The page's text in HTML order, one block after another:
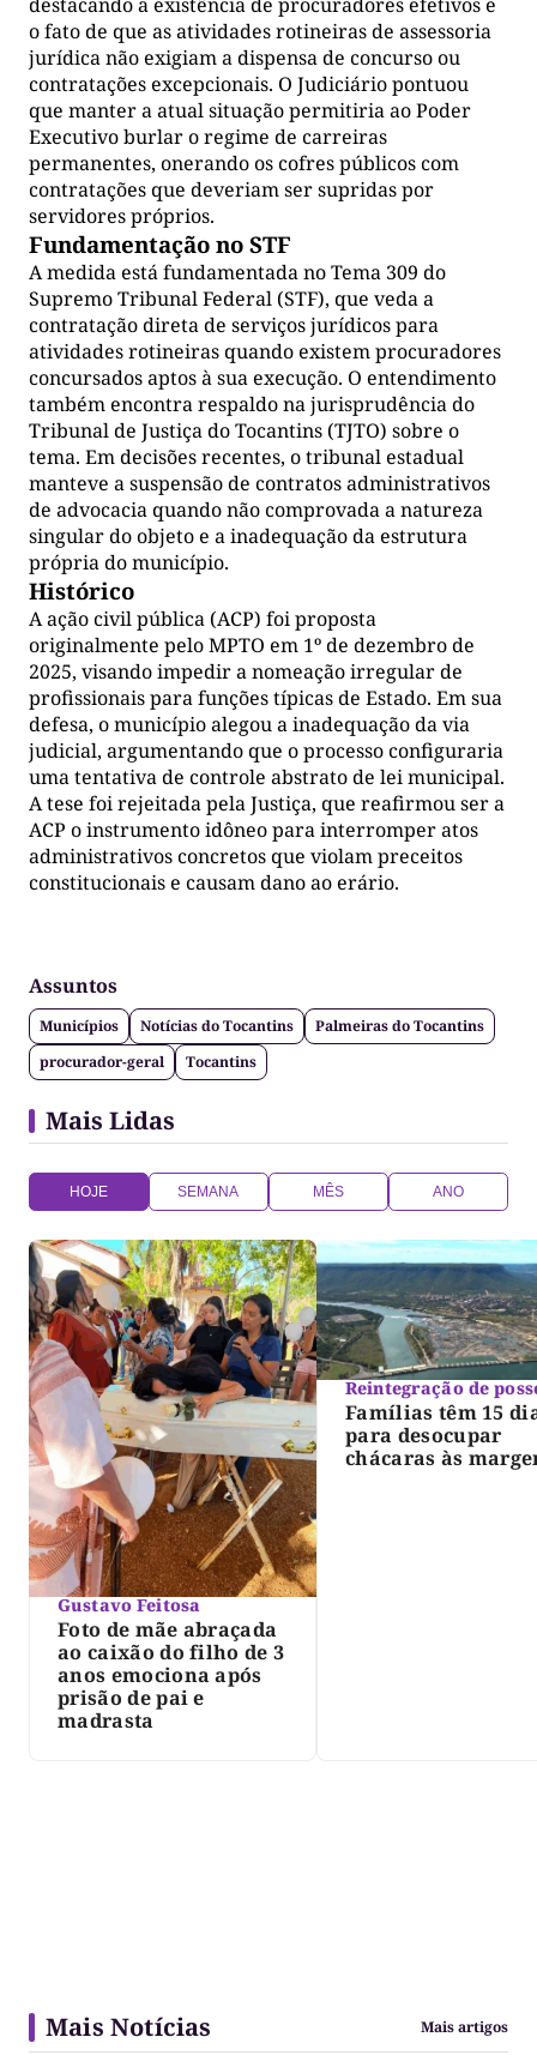
o fato de que as atividades rotineiras de assessoria
jurídica não exigiam a dispensa de concurso ou
contratações excepcionais. O Judiciário pontuou
que manter a atual situação permitiria ao Poder
Executivo burlar o regime de carreiras
permanentes, onerando os cofres públicos com
contratações que deveriam ser supridas por
servidores próprios.
Fundamentação no STF
A medida está fundamentada no Tema 309 do
Supremo Tribunal Federal (STF), que veda a
contratação direta de serviços jurídicos para
atividades rotineiras quando existem procuradores
concursados aptos à sua execução. O entendimento
também encontra respaldo na jurisprudência do
Tribunal de Justiça do Tocantins (TJTO) sobre o
tema. Em decisões recentes, o tribunal estadual
manteve a suspensão de contratos administrativos
de advocacia quando não comprovada a natureza
singular do objeto e a inadequação da estrutura
própria do município.
Histórico
A ação civil pública (ACP) foi proposta
originalmente pelo MPTO em 1º de dezembro de
2025, visando impedir a nomeação irregular de
profissionais para funções típicas de Estado. Em sua
defesa, o município alegou a inadequação da via
judicial, argumentando que o processo configuraria
uma tentativa de controle abstrato de lei municipal.
A tese foi rejeitada pela Justiça, que reafirmou ser a
ACP o instrumento idôneo para interromper atos
administrativos concretos que violam preceitos
constitucionais e causam dano ao erário.
Assuntos
Municípios Notícias do Tocantins
Palmeiras do Tocantins
procurador-geral
Tocantins
Mais Lidas
HOJE SEMANA MÊS ANO
Gustavo Feitosa
Foto de mãe abraçada
ao caixão do filho de 3
anos emociona após
prisão de pai e
madrasta
Reintegração de
Famílias têm 15
para desocupar
chácaras às
Mais Notícias Mais artigos